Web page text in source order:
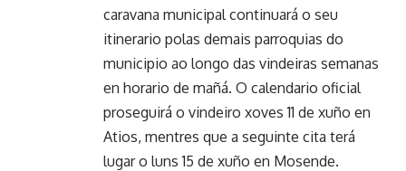
caravana municipal continuará o seu
itinerario polas demais parroquias do
municipio ao longo das vindeiras semanas
en horario de mañá. O calendario oficial
proseguirá o vindeiro xoves 11 de xuño en
Atios, mentres que a seguinte cita terá
lugar o luns 15 de xuño en Mosende.